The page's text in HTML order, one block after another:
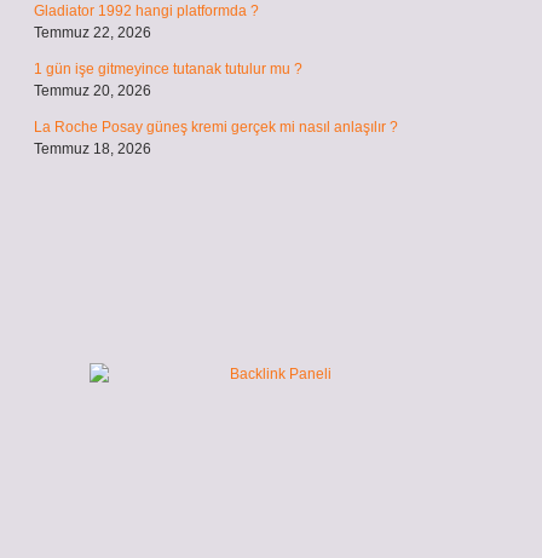
Gladiator 1992 hangi platformda ?
Temmuz 22, 2026
1 gün işe gitmeyince tutanak tutulur mu ?
Temmuz 20, 2026
La Roche Posay güneş kremi gerçek mi nasıl anlaşılır ?
Temmuz 18, 2026